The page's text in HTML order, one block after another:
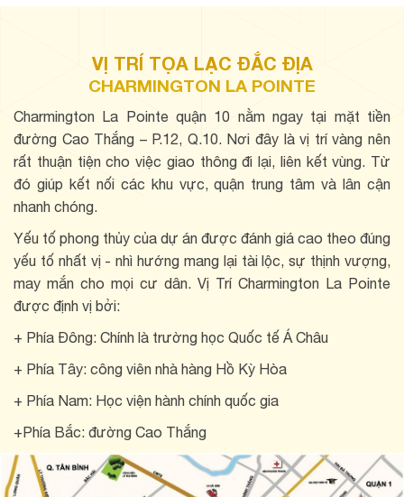
VỊ TRÍ TỌA LẠC ĐẮC ĐỊA
CHARMINGTON LA POINTE
Charmington La Pointe quận 10 nằm ngay tại mặt tiền
đường Cao Thắng – P.12, Q.10. Nơi đây là vị trí vàng nên
rất thuận tiện cho việc giao thông đi lại, liên kết vùng. Từ
đó giúp kết nối các khu vực, quận trung tâm và lân cận
nhanh chóng.
Yếu tố phong thủy của dự án được đánh giá cao theo đúng
yếu tố nhất vị - nhì hướng mang lại tài lộc, sự thịnh vượng,
may mắn cho mọi cư dân. Vị Trí Charmington La Pointe
được định vị bởi:
+ Phía Đông: Chính là trường học Quốc tế Á Châu
+ Phía Tây: công viên nhà hàng Hồ Kỳ Hòa
+ Phía Nam: Học viện hành chính quốc gia
+Phía Bắc: đường Cao Thắng